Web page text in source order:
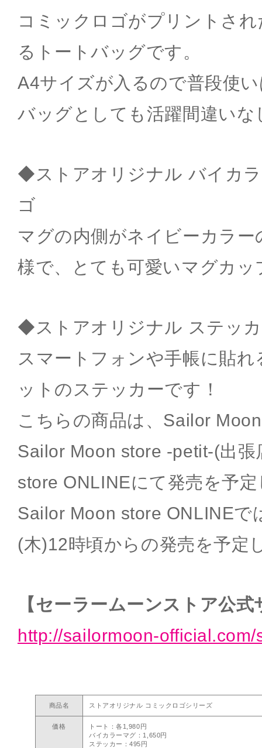
コミックロゴがプリントさ
るトートバッグです。
A4サイズが入るので普段使
バッグとしても活躍間違いな
◆ストアオリジナル バイカ
ゴ
マグの内側がネイビーカラ
様で、とても可愛いマグカッ
◆ストアオリジナル ステッ
スマートフォンや手帳に貼
ットのステッカーです！
こちらの商品は、Sailor
Sailor Moon store -petit-(出
store ONLINEにて発売を予
Sailor Moon store ONLINEで
(木)12時頃からの発売を予定
【セーラームーンストア公式
http://sailormoon-official.com/
商品名 ストアオリジナル コミックロゴシリーズ
価格
トート：各1,980円
バイカラーマグ：1,650円
ステッカー：495円